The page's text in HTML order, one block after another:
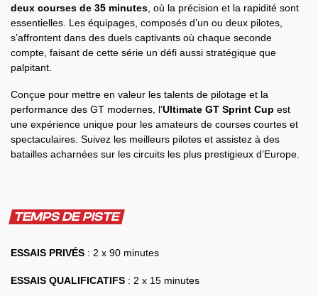
deux courses de 35 minutes , où la précision et la rapidité sont
essentielles. Les équipages, composés d’un ou deux pilotes,
s’affrontent dans des duels captivants où chaque seconde
compte, faisant de cette série un défi aussi stratégique que
palpitant.
Conçue pour mettre en valeur les talents de pilotage et la
performance des GT modernes, l’Ultimate GT Sprint Cup est
une expérience unique pour les amateurs de courses courtes et
spectaculaires. Suivez les meilleurs pilotes et assistez à des
batailles acharnées sur les circuits les plus prestigieux d’Europe.
TEMPS DE PISTE
ESSAIS PRIVÉS : 2 x 90 minutes
ESSAIS QUALIFICATIFS : 2 x 15 minutes